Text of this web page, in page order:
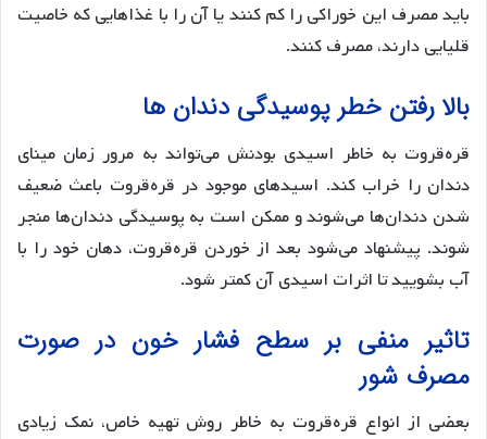
باید مصرف این خوراکی را کم کنند یا آن را با غذاهایی که خاصیت
قلیایی دارند، مصرف کنند.
بالا رفتن خطر پوسیدگی دندان ها
قره‌قروت به خاطر اسیدی بودنش می‌تواند به مرور زمان مینای
دندان را خراب کند. اسیدهای موجود در قره‌قروت باعث ضعیف
شدن دندان‌ها می‌شوند و ممکن است به پوسیدگی دندان‌ها منجر
شوند. پیشنهاد می‌شود بعد از خوردن قره‌قروت، دهان خود را با
آب بشویید تا اثرات اسیدی آن کمتر شود.
تاثیر منفی بر سطح فشار خون در صورت
مصرف شور
بعضی از انواع قره‌قروت به خاطر روش تهیه خاص، نمک زیادی